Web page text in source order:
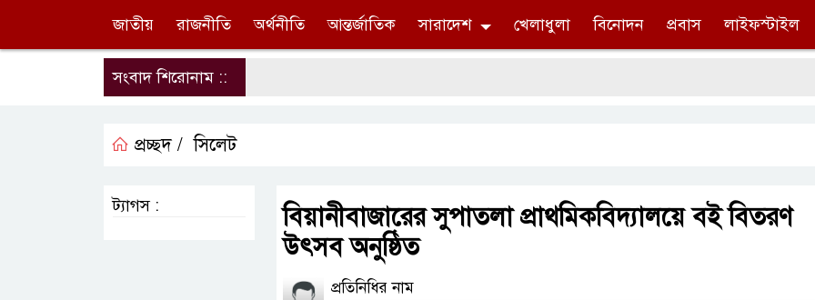
জাতীয় রাজনীতি অর্থনীতি আন্তর্জাতিক সারাদেশ খেলাধুলা বিনোদন প্রবাস লাইফস্টাইল
সংবাদ শিরোনাম ::
প্রচ্ছদ / সিলেট
বিয়ানীবাজারের সুপাতলা প্রাথমিকবিদ্যালয়ে বই বিতরণ
উৎসব অনুষ্ঠিত
প্রতিনিধির নাম
ট্যাগস :